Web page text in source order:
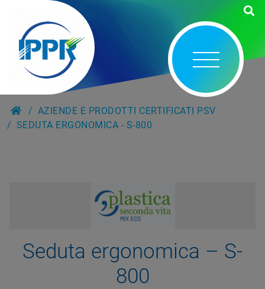
AZIENDE E PRODOTTI CERTIFICATI PSV
SEDUTA ERGONOMICA - S-800
Seduta ergonomica – S-
800